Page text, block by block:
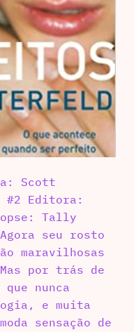
Scott
#2 Editora:
Tally
seu rosto
maravilhosas
por trás de
nunca
e muita
sensação de